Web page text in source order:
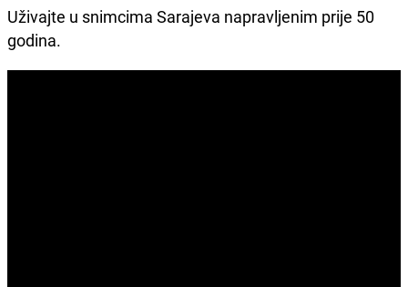
Uživajte u snimcima Sarajeva napravljenim prije 50
godina.